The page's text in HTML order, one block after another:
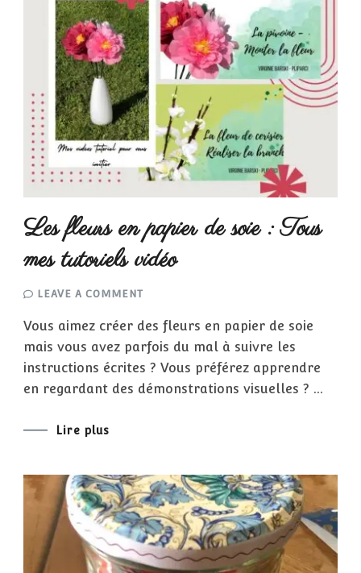
Les fleurs en papier de soie : Tous
mes tutoriels vidéo
LEAVE A COMMENT
EN
PAPIER
DE
SOIE
:
TOUS
MES
Vous aimez créer des fleurs en papier de soie
mais vous avez parfois du mal à suivre les
instructions écrites ? Vous préférez apprendre
en regardant des démonstrations visuelles ? …
Lire plus